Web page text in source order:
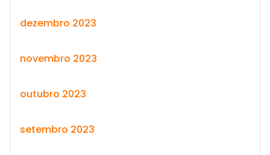
dezembro 2023
novembro 2023
outubro 2023
setembro 2023